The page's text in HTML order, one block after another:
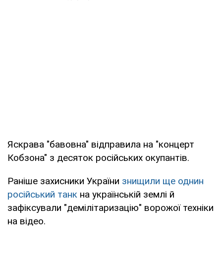
Яскрава "бавовна" відправила на "концерт
Кобзона" з десяток російських окупантів.
Раніше захисники України знищили ще однин
російський танк на українській землі й
зафіксували "демілітаризацію" ворожої техніки
на відео.